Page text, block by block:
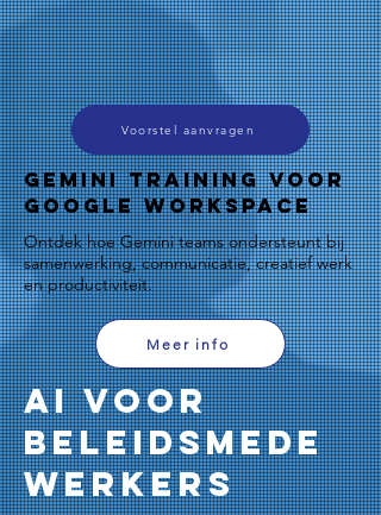
Voorstel aanvragen
Gemini Training voor
Google Workspace
Ontdek hoe Gemini teams ondersteunt bij
samenwerking, communicatie, creatief werk
en productiviteit.
Meer info
AI voor
Beleidsmede
werkers